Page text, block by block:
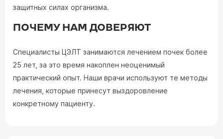
защитных силах организма.
ПОЧЕМУ НАМ ДОВЕРЯЮТ
Специалисты ЦЭЛТ занимаются лечением почек более
25 лет, за это время накоплен неоценимый
практический опыт. Наши врачи используют те методы
лечения, которые принесут выздоровление
конкретному пациенту.